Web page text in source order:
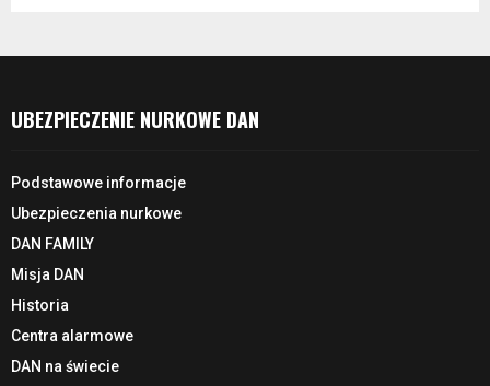
UBEZPIECZENIE NURKOWE DAN
Podstawowe informacje
Ubezpieczenia nurkowe
DAN FAMILY
Misja DAN
Historia
Centra alarmowe
DAN na świecie